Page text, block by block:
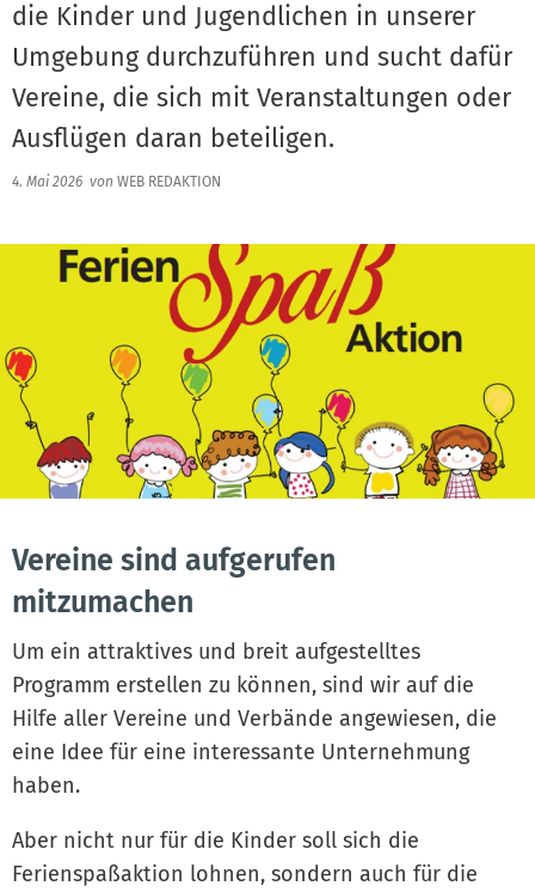
die Kinder und Jugendlichen in unserer
Umgebung durchzuführen und sucht dafür
Vereine, die sich mit Veranstaltungen oder
Ausflügen daran beteiligen.
4. Mai 2026 von WEB REDAKTION
Vereine sind aufgerufen
mitzumachen
Um ein attraktives und breit aufgestelltes
Programm erstellen zu können, sind wir auf die
Hilfe aller Vereine und Verbände angewiesen, die
eine Idee für eine interessante Unternehmung
haben.
Aber nicht nur für die Kinder soll sich die
Ferienspaßaktion lohnen, sondern auch für die